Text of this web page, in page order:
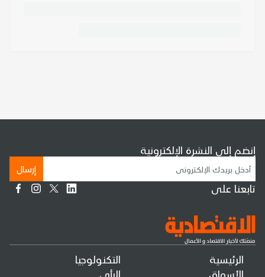
الرئيسية
الأسواق
التكنولوجيا
الرأي
إنضم إلى النشرة الإلكترونية
إرسال
تابعنا على